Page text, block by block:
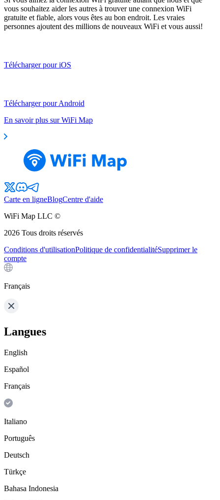
vous souhaitez aider les autres à trouver une connexion WiFi
gratuite et fiable, alors vous êtes au bon endroit. Les vraies
personnes ajoutent des millions de nouveaux WiFi et vous aussi!
Télécharger pour iOS
Télécharger pour Android
En savoir plus sur WiFi Map
Carte en ligneBlogCentre d'aide
WiFi Map LLC ©
2026 Tous droits réservés
Conditions d'utilisationPolitique de confidentialitéSupprimer le
compte
Français
Langues
English
Español
Français
Italiano
Português
Deutsch
Türkçe
Bahasa Indonesia